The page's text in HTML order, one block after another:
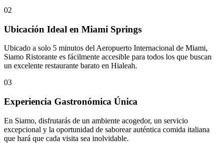
02
Ubicación Ideal en Miami Springs
Ubicado a solo 5 minutos del Aeropuerto Internacional de Miami,
Siamo Ristorante es fácilmente accesible para todos los que buscan
un excelente restaurante barato en Hialeah.
03
Experiencia Gastronómica Única
En Siamo, disfrutarás de un ambiente acogedor, un servicio
excepcional y la oportunidad de saborear auténtica comida italiana
que hará que cada visita sea inolvidable.